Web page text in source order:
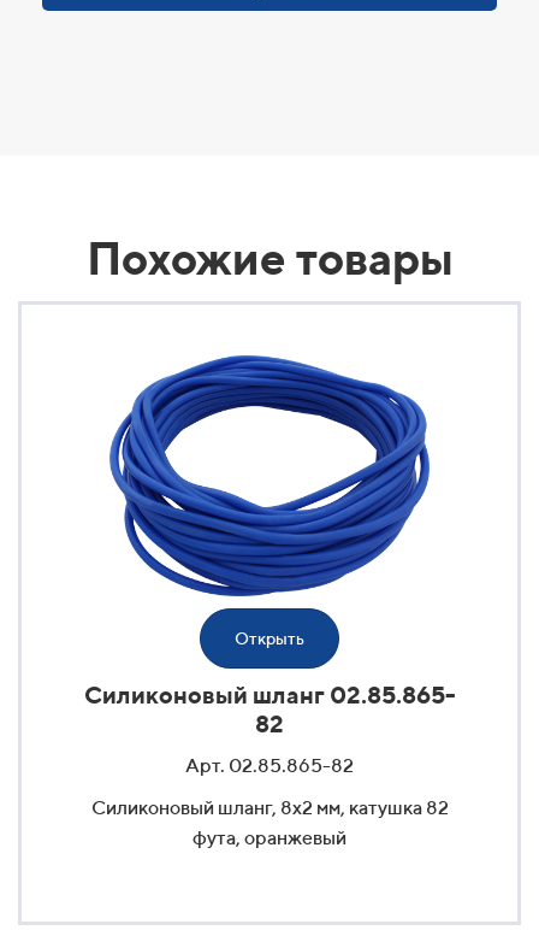
Похожие товары
Открыть
Силиконовый шланг 02.85.865-
82
Арт. 02.85.865-82
Силиконовый шланг, 8x2 мм, катушка 82
фута, оранжевый